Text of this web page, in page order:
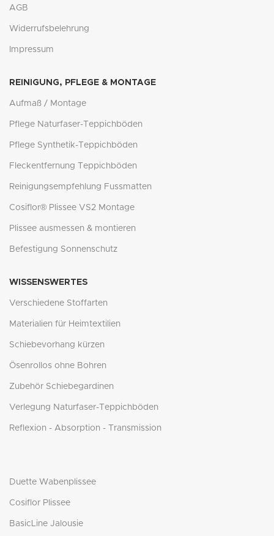
AGB
Widerrufsbelehrung
Impressum
REINIGUNG, PFLEGE & MONTAGE
Aufmaß / Montage
Pflege Naturfaser-Teppichböden
Pflege Synthetik-Teppichböden
Fleckentfernung Teppichböden
Reinigungsempfehlung Fussmatten
Cosiflor® Plissee VS2 Montage
Plissee ausmessen & montieren
Befestigung Sonnenschutz
WISSENSWERTES
Verschiedene Stoffarten
Materialien für Heimtextilien
Schiebevorhang kürzen
Ösenrollos ohne Bohren
Zubehör Schiebegardinen
Verlegung Naturfaser-Teppichböden
Reflexion - Absorption - Transmission
Duette Wabenplissee
Cosiflor Plissee
BasicLine Jalousie